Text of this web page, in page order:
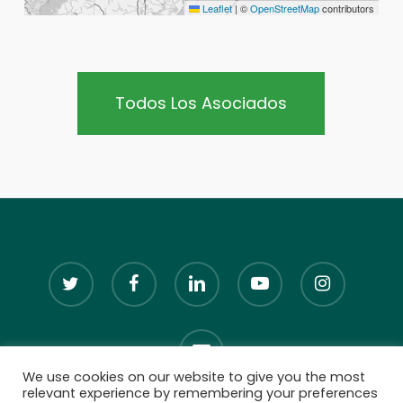
Leaflet | ©OpenStreetMapcontributors
Todos Los Asociados
twitter facebook linkedin youtube instagram
email
We use cookies on our website to give you the most
relevant experience by remembering your preferences